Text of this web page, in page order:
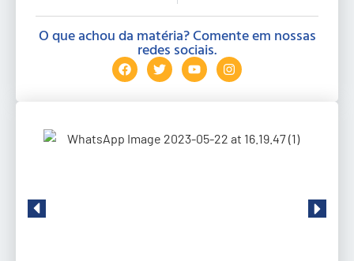
O que achou da matéria? Comente em nossas
redes sociais.